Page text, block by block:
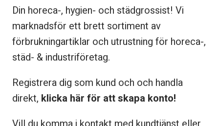
Din horeca-, hygien- och städgrossist! Vi
marknadsför ett brett sortiment av
förbrukningartiklar och utrustning för horeca-,
städ- & industriföretag.
Registrera dig som kund och och handla
direkt, klicka här för att skapa konto!